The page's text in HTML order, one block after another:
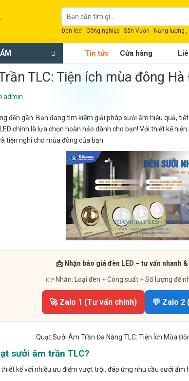
Tìm
kiếm:
Đèn led : Công nghiệp - Sân Vườn - Năng lượng
Tin tức Cửa hàng
TLC: Tiện ích mùa đông Hà
admin
đến gần. Bạn đang tìm kiếm giải pháp sưởi ấm hiệu quả,
chính là lựa chọn hoàn hảo dành cho bạn! Với thiết kế
tiện nghi cho mùa đông của bạn.
📩 Nhận báo giá đèn LED – tư vấn nhanh
👉 Nhắn: Loại đèn + Công suất + Số lượng để
🚀 Zalo 1 (Tư vấn chính) 💬 Zalo 2
Quạt Sưởi Âm Trần Đa Năng TLC: Tiện Ích Mùa
sưởi âm trần TLC?
kế với nhiều ưu điểm vượt trội, đáp ứng nhu cầu sưởi ấm